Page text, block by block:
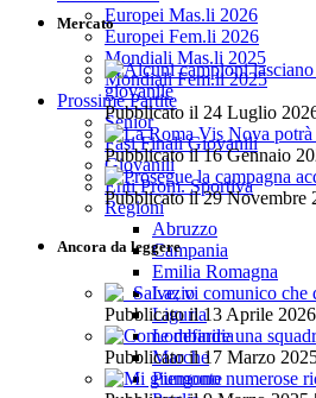
Europei Mas.li 2026
Europei Fem.li 2026
Mondiali Mas.li 2025
Mondiali Fem.li 2025
Prossime Partite
Senior
Fasi Finali Giovanili
Giovanili
Enti Prom. Sportiva
Regioni
Abruzzo
Campania
Emilia Romagna
Lazio
Liguria
Lombardia
Marche
Piemonte
Mercato
giovanile
Pubblicato il 24 Luglio
Pubblicato il 16 Gennaio
Pubblicato il 29 Novembre
Ancora da leggere
Pubblicato il 13 Aprile
Pubblicato il 17 Marzo